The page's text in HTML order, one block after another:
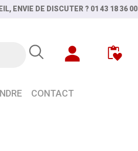
ENVIE DE DISCUTER ? 01 43 18 36 00
CONTACT